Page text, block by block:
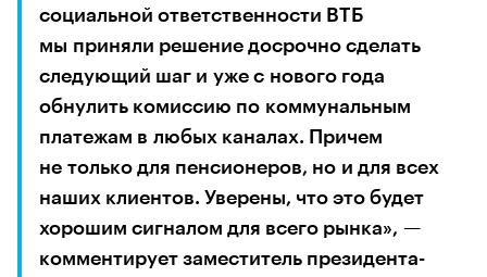
социальной ответственности ВТБ
мы приняли решение досрочно сделать
следующий шаг и уже с нового года
обнулить комиссию по коммунальным
платежам в любых каналах. Причем
не только для пенсионеров, но и для всех
наших клиентов. Уверены, что это будет
хорошим сигналом для всего рынка», —
комментирует заместитель президента-